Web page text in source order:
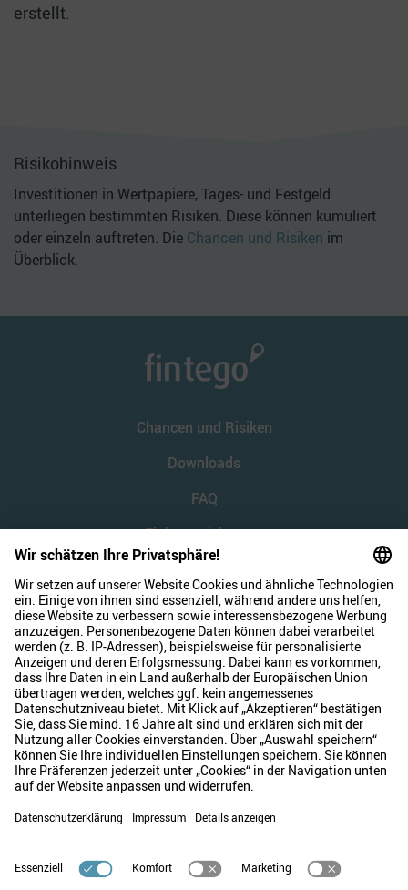
erstellt.
Risikohinweis
Investitionen in Wertpapiere, Tages- und Festgeld
unterliegen bestimmten Risiken. Diese können kumuliert
oder einzeln auftreten. Die Chancen und Risiken im
Überblick.
Chancen und Risiken
Downloads
FAQ
Einlagensicherung
Über uns
Kontakt
© 2026 FNZ Bank
Impressum
Datenschutz